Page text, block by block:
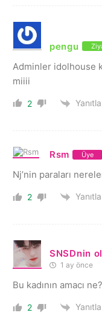
pengu
Adminler idolhouse
miiii
2 Yanıtla
Rsm Üye
Nj’nin paraları
2 Yanıtla
SNSDnin
1 ay önce
Bu kadının amacı
2 Yanıtla